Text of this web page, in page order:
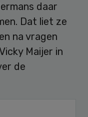
daar
Dat liet ze
na vragen
Maijer in
de